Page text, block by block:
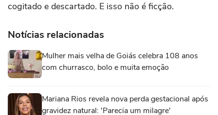
cogitado e descartado. E isso não é ficção.
Notícias relacionadas
Mulher mais velha de Goiás celebra 108 anos
com churrasco, bolo e muita emoção
Mariana Rios revela nova perda gestacional após
gravidez natural: 'Parecia um milagre'